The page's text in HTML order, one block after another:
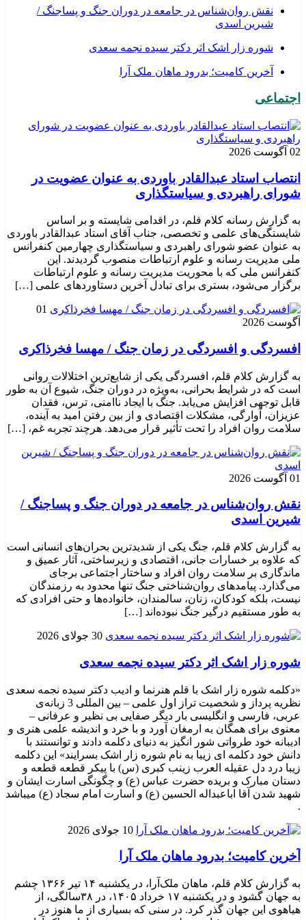
نقش روان‌شناس در جامعه در دوران جنگ و پساجنگ /
شیرین اسدی
شوره زار اشک اثر دکتر سیده نجمه سعدی
​آخرین کامیت؛ بدرود ماهان ملک آرا
اجتماعی
02 آگوست 2026
انتصاب استاد عبدالقادر باوردی به عنوان عضویت در
شورای راهبردی و سیاستگذاری
به گزارش رسانه کلام قلم، در اقدامی شایسته و بر اساس
شایستگی‌های علمی و تخصصی، جناب آقای استاد عبدالقادر باوردی
به عنوان عضو شورای راهبردی و سیاستگذاری چهارمین کنفرانس
ملی مدیریت رسانه و علوم ارتباطات منصوب گردیدند. این
کنفرانس ملی که با محوریت مدیریت رسانه و علوم ارتباطات
برگزار می‌شود، بستری برای تبادل آخرین دستاوردهای علمی […]
01
آگوست 2026
افسردگی و افسردگی در زمان جنگ / مهسا فخرذاکری
به گزارش کلام قلم، افسردگی یکی از شایع‌ترین اختلالات روانی
است که در شرایط بحرانی، به‌ویژه در دوران جنگ، شیوع آن به طور
قابل توجهی افزایش می‌یابد. جنگ با ایجاد ناامنی، ترس، فقدان
عزیزان، آوارگی، مشکلات اقتصادی و از بین رفتن امید به آینده،
سلامت روان افراد را تحت تأثیر قرار می‌دهد. هرچند تجربه غم، […]
01 آگوست 2026
نقش روان‌شناس در جامعه در دوران جنگ و پساجنگ /
شیرین اسدی
به گزارش کلام قلم، جنگ یکی از شدیدترین بحران‌های انسانی است
که علاوه بر خسارات جانی، اقتصادی و زیرساختی، آثار عمیق و
ماندگاری بر سلامت روان افراد و ساختار اجتماعی برجای
می‌گذارد. پیامدهای روان‌شناختی جنگ تنها محدود به رزمندگان
نیست، بلکه کودکان، زنان، سالمندان، خانواده‌ها و حتی افرادی که
به طور مستقیم درگیر جنگ نبوده‌اند […]
30 جولای 2026
شوره زار اشک اثر دکتر سیده نجمه سعدی
«دکلمه شوره زار اشک با قلم هنرنما و ادیب دکتر سیده نجمه سعدی
نظریه پرداز و شخصیت تراز اول علمی – بین المللی 3 زبانه‌ی
عربی، فارسی و انگلیسی بار دیگر صفایی بی نظیر و عرفانی –
معنوی برای همگان به ارمغان آورد و با خرد و اندیشه علمی هنری و
ادیبانه خود طرواتی شور انگیز به دنیای دکلمه دادند و توانستند با
دانش خود دکلمه ای زیبا به نام شوره زار اشک بسرایند» این دکلمه
زیبا درد دل عقیله العرب زینب کبری (س) با پیکر قطعه قطعه و
دستان مبارک و بریده حضرت عباس (ع) و چگونگی اسارت ایشان و
شهید شدن آقا اباعبداله الحسین (ع) و اسارت امام سجاد (ع) میباشد
.
10 جولای 2026
​آخرین کامیت؛ بدرود ماهان ملک آرا
به گزارش کلام قلم، ماهان ملک‌آرا، در یکشنبه ۱۴ تیر ۱۳۶۶ چشم
به جهان گشود و در یکشنبه ۱۷ خرداد ۱۴۰۵، در ۳۸سالگی، از
هیاهوی این جهان گذر کرد. در سنی که بسیاری از ما هنوز در